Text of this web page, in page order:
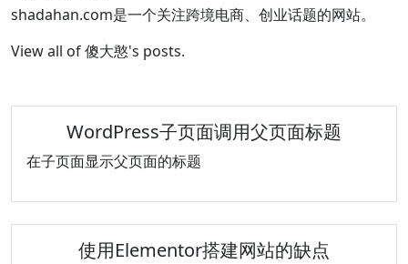
shadahan.com是一个关注跨境电商、创业话题的网站。
View all of 傻大憨's posts.
WordPress子页面调用父页面标题
在子页面显示父页面的标题
使用Elementor搭建网站的缺点